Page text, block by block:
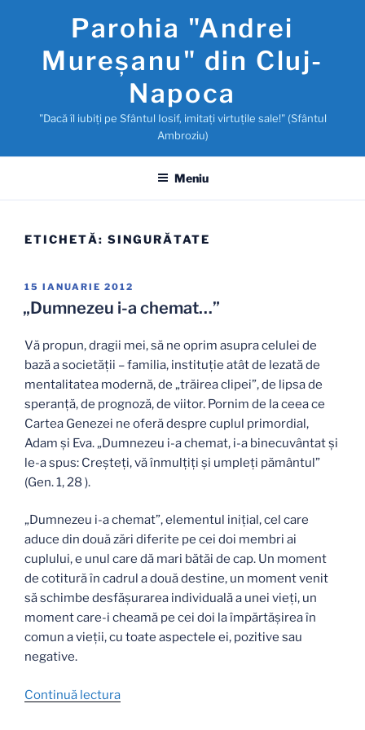
conținut
Parohia "Andrei
Mureşanu" din Cluj-
Napoca
"Dacă îl iubiţi pe Sfântul Iosif, imitaţi virtuţile sale!" (Sfântul
Ambroziu)
Meniu
ETICHETĂ: SINGURĂTATE
PUBLICAT
PE
15 IANUARIE 2012
„Dumnezeu i-a chemat…”
Vă propun, dragii mei, să ne oprim asupra celulei de
bază a societăţii – familia, instituţie atât de lezată de
mentalitatea modernă, de „trăirea clipei”, de lipsa de
speranţă, de prognoză, de viitor. Pornim de la ceea ce
Cartea Genezei ne oferă despre cuplul primordial,
Adam şi Eva. „Dumnezeu i-a chemat, i-a binecuvântat şi
le-a spus: Creşteţi, vă înmulţiţi şi umpleţi pământul”
(Gen. 1, 28 ).
„Dumnezeu i-a chemat”, elementul iniţial, cel care
aduce din două zări diferite pe cei doi membri ai
cuplului, e unul care dă mari bătăi de cap. Un moment
de cotitură în cadrul a două destine, un moment venit
să schimbe desfăşurarea individuală a unei vieţi, un
moment care-i cheamă pe cei doi la împărtăşirea în
comun a vieţii, cu toate aspectele ei, pozitive sau
negative.
Continuă lectura„„Dumnezeu